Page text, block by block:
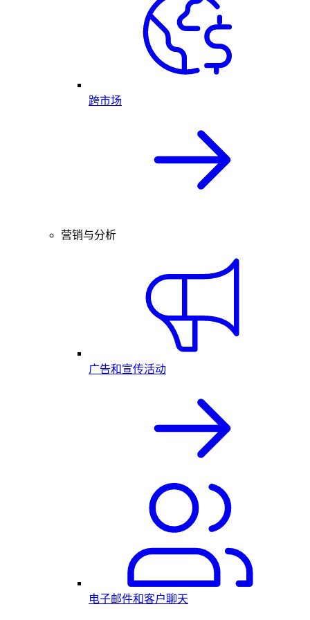
跨市场
营销与分析
广告和宣传活动
电子邮件和客户聊天